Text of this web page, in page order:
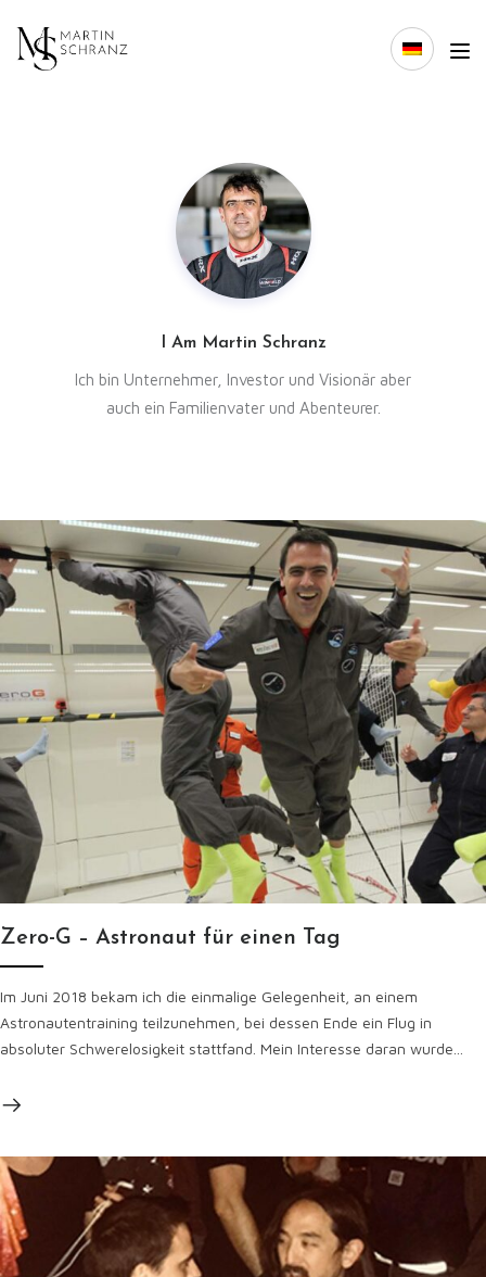
I Am Martin Schranz
Ich bin Unternehmer, Investor und Visionär aber
auch ein Familienvater und Abenteurer.
Zero-G – Astronaut für einen Tag
Im Juni 2018 bekam ich die einmalige Gelegenheit, an einem
Astronautentraining teilzunehmen, bei dessen Ende ein Flug in
absoluter Schwerelosigkeit stattfand. Mein Interesse daran wurde...